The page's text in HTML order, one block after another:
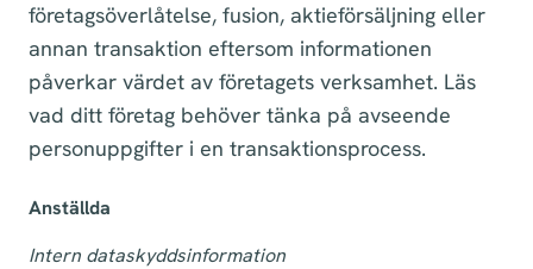
företagsöverlåtelse, fusion, aktieförsäljning eller
annan transaktion eftersom informationen
påverkar värdet av företagets verksamhet. Läs
vad ditt företag behöver tänka på avseende
personuppgifter i en transaktionsprocess.
Anställda
Intern dataskyddsinformation